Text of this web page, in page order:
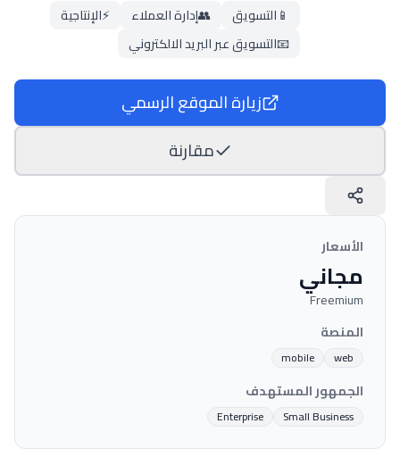
📱التسويق 👥إدارة العملاء ⚡الإنتاجية
📧التسويق عبر البريد الالكتروني
زيارة الموقع الرسمي
مقارنة
الأسعار
مجاني
Freemium
المنصة
web
mobile
الجمهور المستهدف
Small Business
Enterprise